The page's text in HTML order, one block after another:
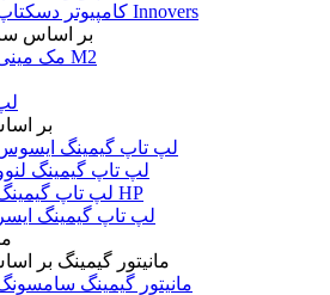
کامپیوتر دسکتاپ Innovers
بر اساس
مک مینی M2
بر
لپ تاپ گیمینگ
لپ تاپ گیمینگ
لپ تاپ گیمینگ HP
لپ تاپ گیمینگ ایسر
مانیتور گیمینگ بر
مانیتور گیمینگ